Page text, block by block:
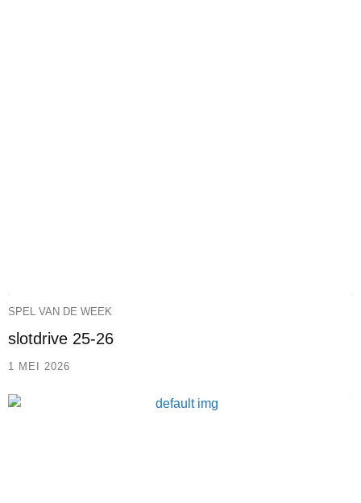
SPEL VAN DE WEEK
slotdrive 25-26
1 MEI 2026